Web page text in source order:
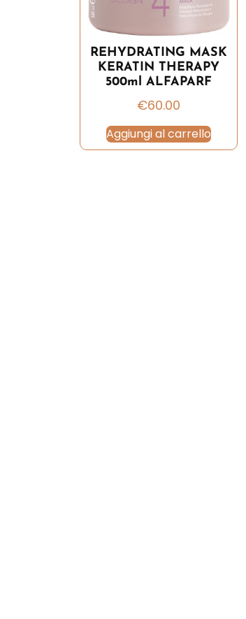
REHYDRATING MASK
KERATIN THERAPY
500ml ALFAPARF
€60.00
Aggiungi al carrello